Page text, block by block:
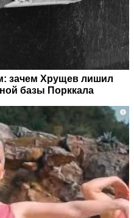
зачем Хрущев лишил
базы Порккала
i